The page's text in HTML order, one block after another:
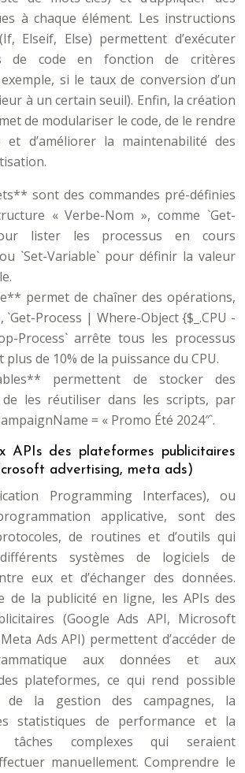
à chaque élément. Les instructions
Elseif, Else) permettent d’exécuter
de code en fonction de critères
si le taux de conversion d’un
à un certain seuil). Enfin, la création
de modulariser le code, de le rendre
et d’améliorer la maintenabilité des
sont des commandes pré-définies
« Verbe-Nom », comme `Get-
lister les processus en cours
`Set-Variable` pour définir la valeur
permet de chaîner des opérations,
`Get-Process | Where-Object {$_.CPU -
Process` arrête tous les processus
de 10% de la puissance du CPU.
permettent de stocker des
les réutiliser dans les scripts, par
= « Promo Été 2024″`.
APIs des plateformes publicitaires
advertising, meta ads)
Programming Interfaces), ou
applicative, sont des
de routines et d’outils qui
systèmes de logiciels de
eux et d’échanger des données.
de la publicité en ligne, les APIs des
(Google Ads API, Microsoft
Ads API) permettent d’accéder de
aux données et aux
plateformes, ce qui rend possible
de la gestion des campagnes, la
statistiques de performance et la
tâches complexes qui seraient
manuellement. Comprendre le